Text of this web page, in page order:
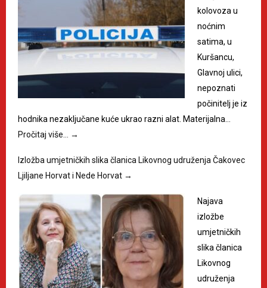
kolovoza u
noćnim
satima, u
Kuršancu,
Glavnoj ulici,
nepoznati
počinitelj je iz
hodnika nezaključane kuće ukrao razni alat. Materijalna…
Pročitaj više…
→
Izložba umjetničkih slika članica Likovnog udruženja Čakovec
Ljiljane Horvat i Nede Horvat →
Najava
izložbe
umjetničkih
slika članica
Likovnog
udruženja